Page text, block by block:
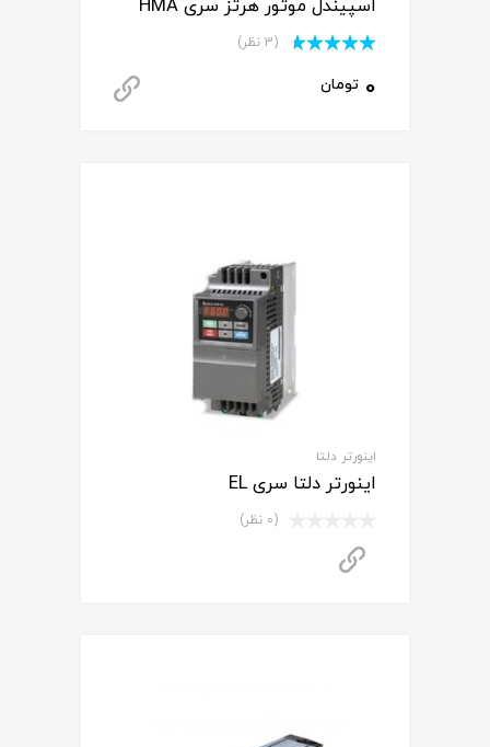
اسپیندل موتور هرتز سری HMA
از 5
(3 نظر)
0 تومان
اینورتر دلتا
اینورتر دلتا سری EL
(0 نظر)